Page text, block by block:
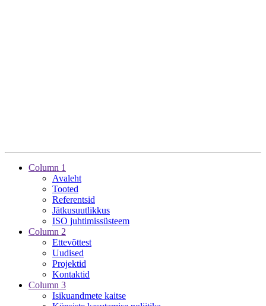
Column 1
Avaleht
Tooted
Referentsid
Jätkusuutlikkus
ISO juhtimissüsteem
Column 2
Ettevõttest
Uudised
Projektid
Kontaktid
Column 3
Isikuandmete kaitse